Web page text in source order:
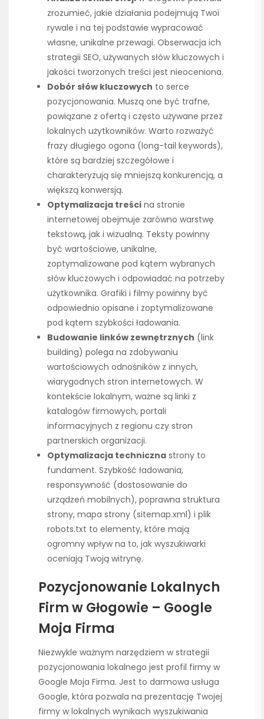
zrozumieć, jakie działania podejmują Twoi
rywale i na tej podstawie wypracować
własne, unikalne przewagi. Obserwacja ich
strategii SEO, używanych słów kluczowych i
jakości tworzonych treści jest nieoceniona.
Dobór słów kluczowych to serce
pozycjonowania. Muszą one być trafne,
powiązane z ofertą i często używane przez
lokalnych użytkowników. Warto rozważyć
frazy długiego ogona (long-tail keywords),
które są bardziej szczegółowe i
charakteryzują się mniejszą konkurencją, a
większą konwersją.
Optymalizacja treści na stronie
internetowej obejmuje zarówno warstwę
tekstową, jak i wizualną. Teksty powinny
być wartościowe, unikalne,
zoptymalizowane pod kątem wybranych
słów kluczowych i odpowiadać na potrzeby
użytkownika. Grafiki i filmy powinny być
odpowiednio opisane i zoptymalizowane
pod kątem szybkości ładowania.
Budowanie linków zewnętrznych (link
building) polega na zdobywaniu
wartościowych odnośników z innych,
wiarygodnych stron internetowych. W
kontekście lokalnym, ważne są linki z
katalogów firmowych, portali
informacyjnych z regionu czy stron
partnerskich organizacji.
Optymalizacja techniczna strony to
fundament. Szybkość ładowania,
responsywność (dostosowanie do
urządzeń mobilnych), poprawna struktura
strony, mapa strony (sitemap.xml) i plik
robots.txt to elementy, które mają
ogromny wpływ na to, jak wyszukiwarki
oceniają Twoją witrynę.
Pozycjonowanie Lokalnych
Firm w Głogowie – Google
Moja Firma
Niezwykle ważnym narzędziem w strategii
pozycjonowania lokalnego jest profil firmy w
Google Moja Firma. Jest to darmowa usługa
Google, która pozwala na prezentację Twojej
firmy w lokalnych wynikach wyszukiwania